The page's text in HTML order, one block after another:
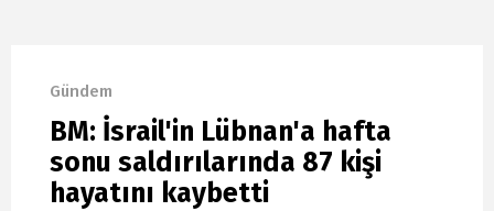
Gündem
BM: İsrail'in Lübnan'a hafta
sonu saldırılarında 87 kişi
hayatını kaybetti